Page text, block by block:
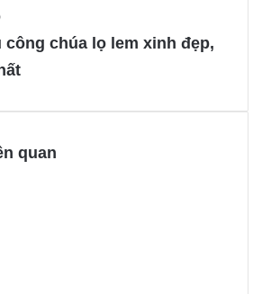
công chúa lọ lem xinh đẹp,
quan